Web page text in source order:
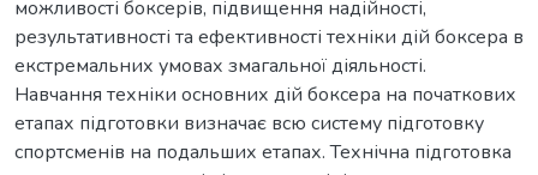
можливості боксерів, підвищення надійності,
результативності та ефективності техніки дій боксера в
екстремальних умовах змагальної діяльності.
Навчання техніки основних дій боксера на початкових
етапах підготовки визначає всю систему підготовку
спортсменів на подальших етапах. Технічна підготовка